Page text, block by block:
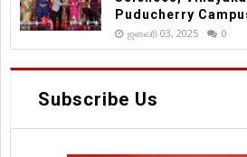
Puducherry
ஜனவரி 03, 2025 0
Subscribe Us